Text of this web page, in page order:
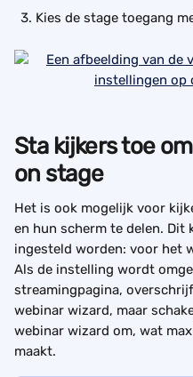
Kies de stage toegang
Sta kijkers toe
on stage
Het is ook mogelijk voor
en hun scherm te delen. Dit
ingesteld worden: voor het
Als de instelling wordt
streamingpagina,
webinar wizard, maar
webinar wizard om, wat
maakt.